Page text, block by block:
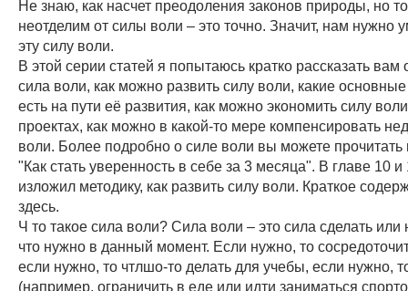
Не знаю, как насчет преодоления законов природы, но
неотделим от силы воли – это точно. Значит, нам нужно
эту силу воли.
В этой серии статей я попытаюсь кратко рассказать вам
сила воли, как можно развить силу воли, какие
есть на пути её развития, как можно экономить силу
проектах, как можно в какой-то мере компенсировать
воли. Более подробно о силе воли вы можете прочитать
"Как стать уверенность в себе за 3 месяца". В главе 10
изложил методику, как развить силу воли. Краткое
здесь.
Ч то такое сила воли? Сила воли – это сила сделать или
что нужно в данный момент. Если нужно, то
если нужно, то чтлшо-то делать для учебы, если нужно,
(например, ограничить в еде или идти заниматься